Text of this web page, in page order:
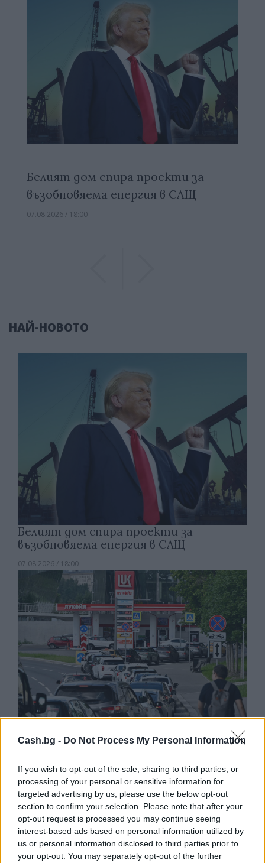
Cash.bg - Do Not Process My Personal Information
If you wish to opt-out of the sale, sharing to third parties, or
processing of your personal or sensitive information for
targeted advertising by us, please use the below opt-out
section to confirm your selection. Please note that after your
opt-out request is processed you may continue seeing
interest-based ads based on personal information utilized by
us or personal information disclosed to third parties prior to
your opt-out. You may separately opt-out of the further
Белият дом спира проекти за
възобновяема енергия в САЩ
07.08.2026 / 18:00
НАЙ-НОВОТО
Белият дом спира проекти за
възобновяема енергия в САЩ
07.08.2026 / 18:00
Русия започна да внася петролни
07.08.2026 / 17:05